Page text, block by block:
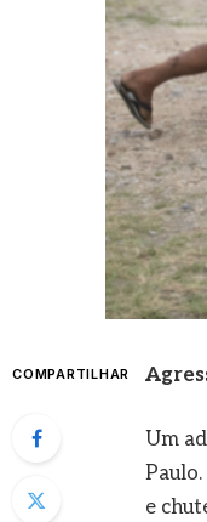
COMPARTILHAR
Um
e